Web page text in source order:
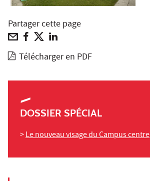
Partager cette page
Télécharger en PDF
DOSSIER SPÉCIAL
>Le nouveau visage du Campus centre